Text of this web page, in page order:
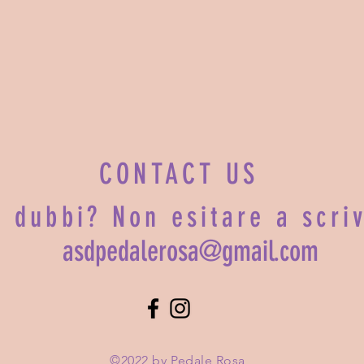
CONTACT US
dubbi? Non esitare a
asdpedalerosa@gmail.com
©2022 by Pedale Rosa